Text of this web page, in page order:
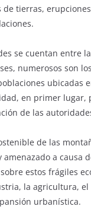
tierras,
se cuentan entre
numerosos son
ubicadas
en primer lugar,
de las
de las
a causa
estos frágiles
la agricultura, el
urbanística.